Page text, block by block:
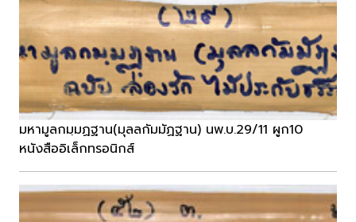
มหามูลกมฺมฏฐาน(มุลลกัมมัฏฐาน) นพ.บ.29/11 ผูก10
หนังสืออิเล็กทรอนิกส์